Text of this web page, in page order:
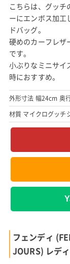
こちらは、グッチ
ーにエンボス加工
ドバッグ。
硬めのカーフレザ
です。
小ぶりなミニサイ
時におすすめ。
外形寸法 幅24cm 奥
材質 マイクログッチ
フェンディ
JOURS) レデ